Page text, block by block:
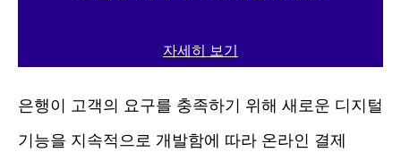
자세히 보기
은행이 고객의 요구를 충족하기 위해 새로운 디지털
기능을 지속적으로 개발함에 따라 온라인 결제